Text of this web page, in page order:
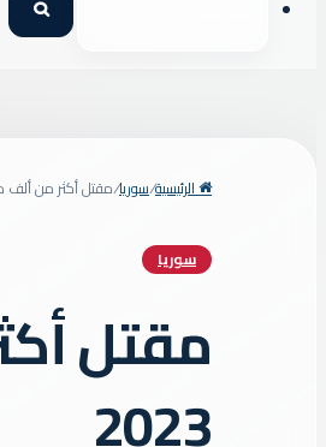
الرئيسية/سوريا/مقتل أكثر من ألف مدني وتوثيق
سوريا
2023